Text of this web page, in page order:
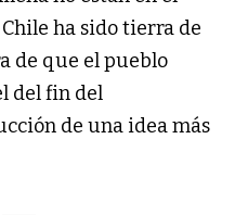
ha sido tierra de
de que el pueblo
del fin del
de una idea más